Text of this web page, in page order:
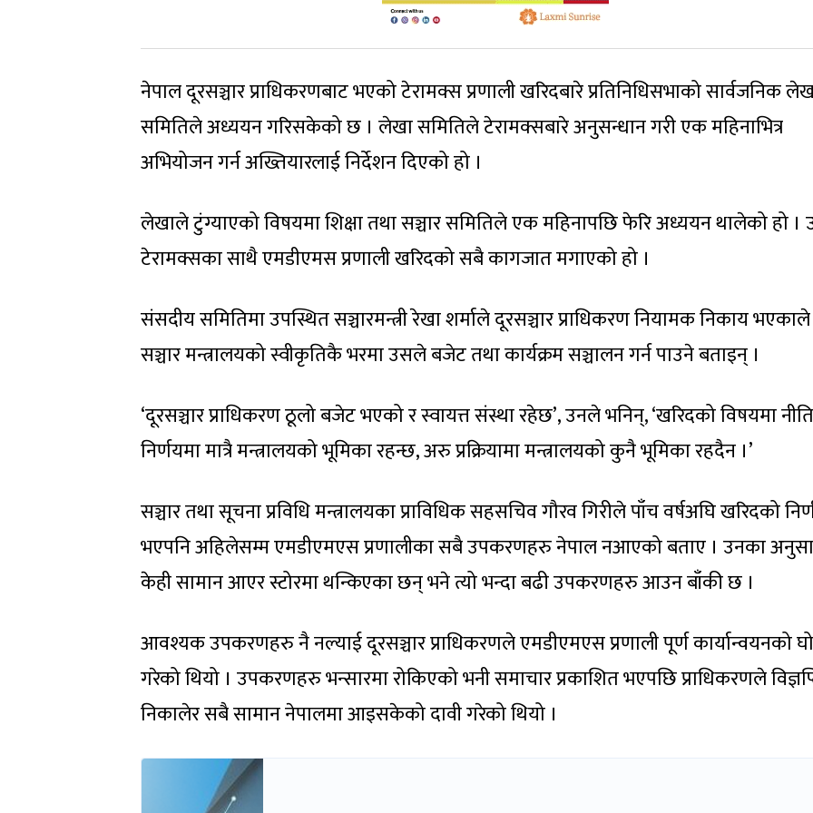
नेपाल दूरसञ्चार प्राधिकरणबाट भएको टेरामक्स प्रणाली खरिदबारे प्रतिनिधिसभाको सार्वजनिक
समितिले अध्ययन गरिसकेको छ । लेखा समितिले टेरामक्सबारे अनुसन्धान गरी एक महिनाभित्र
अभियोजन गर्न अख्तियारलाई निर्देशन दिएको हो ।
लेखाले टुंग्याएको विषयमा शिक्षा तथा सञ्चार समितिले एक महिनापछि फेरि अध्ययन थालेको हो
टेरामक्सका साथै एमडीएमस प्रणाली खरिदको सबै कागजात मगाएको हो ।
संसदीय समितिमा उपस्थित सञ्चारमन्त्री रेखा शर्माले दूरसञ्चार प्राधिकरण नियामक निकाय भएकाले
सञ्चार मन्त्रालयको स्वीकृतिकै भरमा उसले बजेट तथा कार्यक्रम सञ्चालन गर्न पाउने बताइन् ।
‘दूरसञ्चार प्राधिकरण ठूलो बजेट भएको र स्वायत्त संस्था रहेछ’, उनले भनिन्, ‘खरिदको विषयमा
निर्णयमा मात्रै मन्त्रालयको भूमिका रहन्छ, अरु प्रक्रियामा मन्त्रालयको कुनै भूमिका रहदैन ।’
सञ्चार तथा सूचना प्रविधि मन्त्रालयका प्राविधिक सहसचिव गौरव गिरीले पाँच वर्षअघि खरिदको
भएपनि अहिलेसम्म एमडीएमएस प्रणालीका सबै उपकरणहरु नेपाल नआएको बताए । उनका
केही सामान आएर स्टोरमा थन्किएका छन् भने त्यो भन्दा बढी उपकरणहरु आउन बाँकी छ ।
आवश्यक उपकरणहरु नै नल्याई दूरसञ्चार प्राधिकरणले एमडीएमएस प्रणाली पूर्ण कार्यान्वयनको
गरेको थियो । उपकरणहरु भन्सारमा रोकिएको भनी समाचार प्रकाशित भएपछि प्राधिकरणले
निकालेर सबै सामान नेपालमा आइसकेको दावी गरेको थियो ।